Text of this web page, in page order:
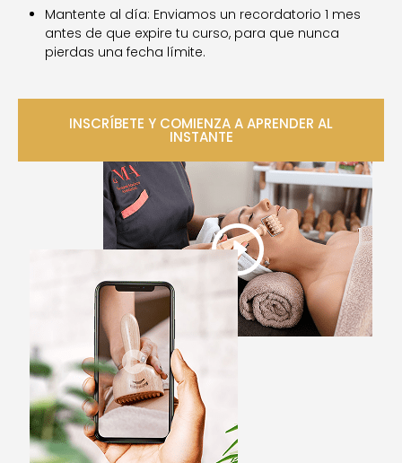
Mantente al día: Enviamos un recordatorio 1 mes
antes de que expire tu curso, para que nunca
pierdas una fecha límite.
INSCRÍBETE Y COMIENZA A APRENDER AL
INSTANTE